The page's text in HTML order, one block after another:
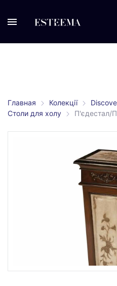
Главная Колекції
Столи для холу
П'єдестал/